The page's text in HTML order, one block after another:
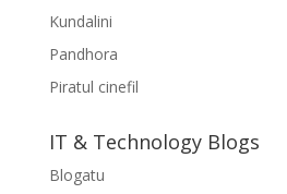
Kundalini
Pandhora
Piratul cinefil
IT & Technology Blogs
Blogatu